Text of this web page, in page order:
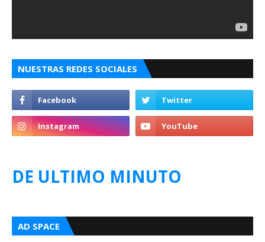
NUESTRAS REDES SOCIALES
DE ULTIMO MINUTO
AD SPACE